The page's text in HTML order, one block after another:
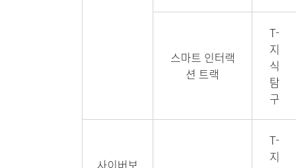
스마트 인터랙
션 트랙
T-
지
식
탐
구
사이버보
T-
지